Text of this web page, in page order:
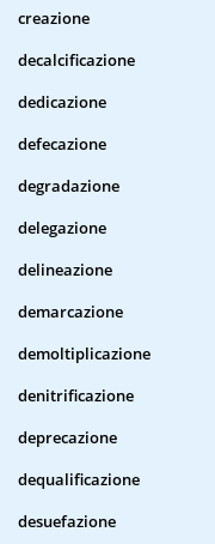
creazione
decalcificazione
dedicazione
defecazione
degradazione
delegazione
delineazione
demarcazione
demoltiplicazione
denitrificazione
deprecazione
dequalificazione
desuefazione